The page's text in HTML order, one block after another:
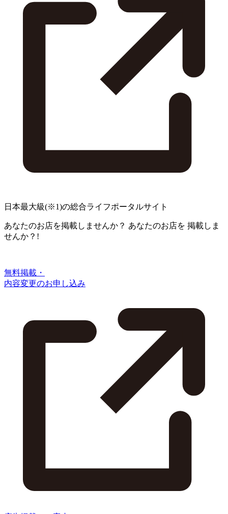
日本最大級(※1)の総合ライフポータルサイト
あなたのお店を掲載しませんか？ あなたのお店を 掲載しま
せんか？!
無料掲載・
内容変更のお申し込み